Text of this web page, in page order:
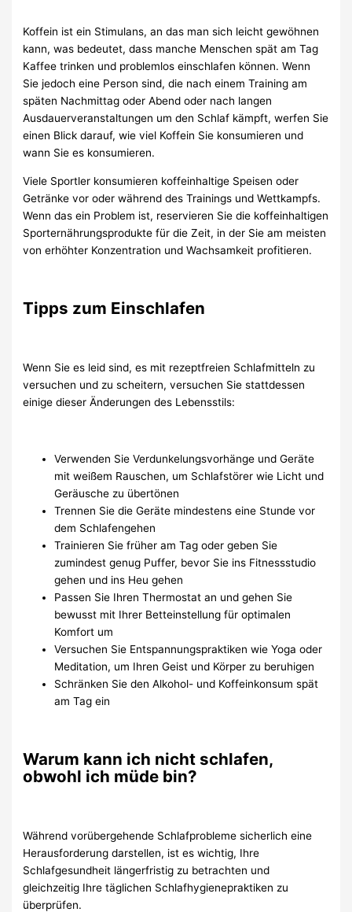
Koffein ist ein Stimulans, an das man sich leicht gewöhnen
kann, was bedeutet, dass manche Menschen spät am Tag
Kaffee trinken und problemlos einschlafen können. Wenn
Sie jedoch eine Person sind, die nach einem Training am
späten Nachmittag oder Abend oder nach langen
Ausdauerveranstaltungen um den Schlaf kämpft, werfen Sie
einen Blick darauf, wie viel Koffein Sie konsumieren und
wann Sie es konsumieren.
Viele Sportler konsumieren koffeinhaltige Speisen oder
Getränke vor oder während des Trainings und Wettkampfs.
Wenn das ein Problem ist, reservieren Sie die koffeinhaltigen
Sporternährungsprodukte für die Zeit, in der Sie am meisten
von erhöhter Konzentration und Wachsamkeit profitieren.
Tipps zum Einschlafen
Wenn Sie es leid sind, es mit rezeptfreien Schlafmitteln zu
versuchen und zu scheitern, versuchen Sie stattdessen
einige dieser Änderungen des Lebensstils:
Verwenden Sie Verdunkelungsvorhänge und Geräte
mit weißem Rauschen, um Schlafstörer wie Licht und
Geräusche zu übertönen
Trennen Sie die Geräte mindestens eine Stunde vor
dem Schlafengehen
Trainieren Sie früher am Tag oder geben Sie
zumindest genug Puffer, bevor Sie ins Fitnessstudio
gehen und ins Heu gehen
Passen Sie Ihren Thermostat an und gehen Sie
bewusst mit Ihrer Betteinstellung für optimalen
Komfort um
Versuchen Sie Entspannungspraktiken wie Yoga oder
Meditation, um Ihren Geist und Körper zu beruhigen
Schränken Sie den Alkohol- und Koffeinkonsum spät
am Tag ein
Warum kann ich nicht schlafen,
obwohl ich müde bin?
Während vorübergehende Schlafprobleme sicherlich eine
Herausforderung darstellen, ist es wichtig, Ihre
Schlafgesundheit längerfristig zu betrachten und
gleichzeitig Ihre täglichen Schlafhygienepraktiken zu
überprüfen.